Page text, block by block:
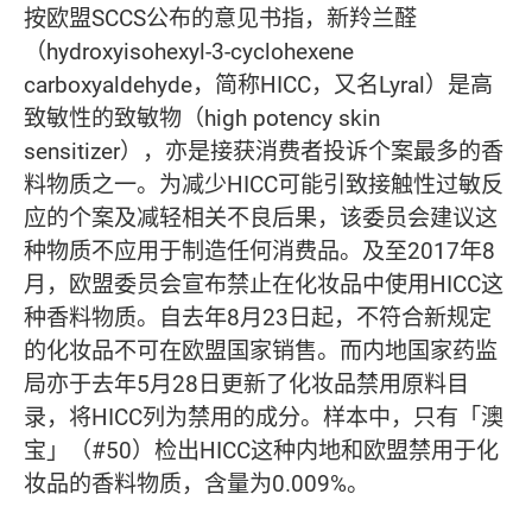
按欧盟SCCS公布的意见书指，新羚兰醛
（hydroxyisohexyl-3-cyclohexene
carboxyaldehyde，简称HICC，又名Lyral）是高
致敏性的致敏物（high potency skin
sensitizer），亦是接获消费者投诉个案最多的香
料物质之一。为减少HICC可能引致接触性过敏反
应的个案及减轻相关不良后果，该委员会建议这
种物质不应用于制造任何消费品。及至2017年8
月，欧盟委员会宣布禁止在化妆品中使用HICC这
种香料物质。自去年8月23日起，不符合新规定
的化妆品不可在欧盟国家销售。而内地国家药监
局亦于去年5月28日更新了化妆品禁用原料目
录，将HICC列为禁用的成分。样本中，只有「澳
宝」（#50）检出HICC这种内地和欧盟禁用于化
妆品的香料物质，含量为0.009%。